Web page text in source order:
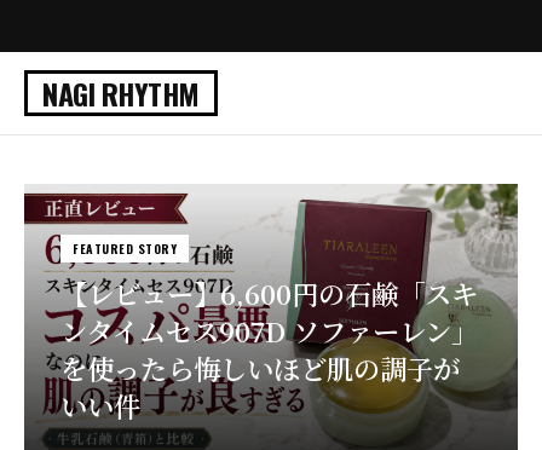
NAGI RHYTHM
FEATURED STORY
【レビュー】6,600円の石鹸「スキ
ンタイムセス907D ソファーレン」
を使ったら悔しいほど肌の調子が
いい件